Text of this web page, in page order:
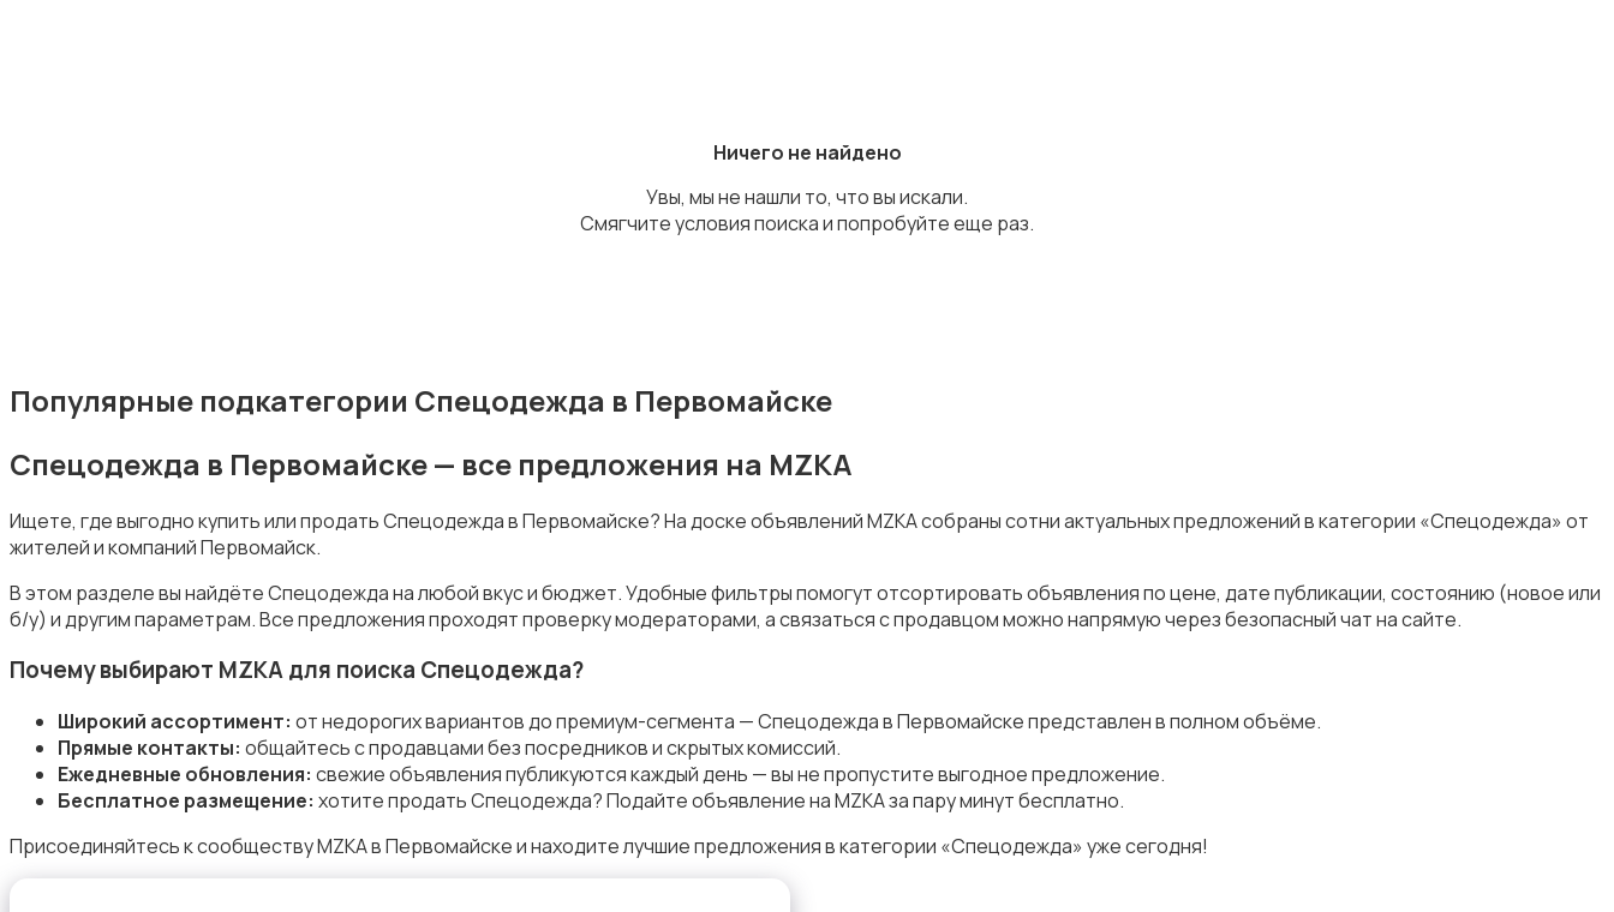
Пиджаки и костюмы
Рубашки
Ничего не найдено
Увы, мы не нашли то, что вы искали.
Смягчите условия поиска и попробуйте еще раз.
Популярные подкатегории Спецодежда в Первомайске
Спецодежда в Первомайске — все предложения на MZKA
Ищете, где выгодно купить или продать Спецодежда в Первомайске? На доске объявлений MZKA собраны сотни актуальных предложений в категории «Спецодежда» от
жителей и компаний Первомайск.
В этом разделе вы найдёте Спецодежда на любой вкус и бюджет. Удобные фильтры помогут отсортировать объявления по цене, дате публикации, состоянию (новое или
б/у) и другим параметрам. Все предложения проходят проверку модераторами, а связаться с продавцом можно напрямую через безопасный чат на сайте.
Почему выбирают MZKA для поиска Спецодежда?
Широкий ассортимент: от недорогих вариантов до премиум-сегмента — Спецодежда в Первомайске представлен в полном объёме.
Прямые контакты: общайтесь с продавцами без посредников и скрытых комиссий.
Ежедневные обновления: свежие объявления публикуются каждый день — вы не пропустите выгодное предложение.
Бесплатное размещение: хотите продать Спецодежда? Подайте объявление на MZKA за пару минут бесплатно.
Присоединяйтесь к сообществу MZKA в Первомайске и находите лучшие предложения в категории «Спецодежда» уже сегодня!